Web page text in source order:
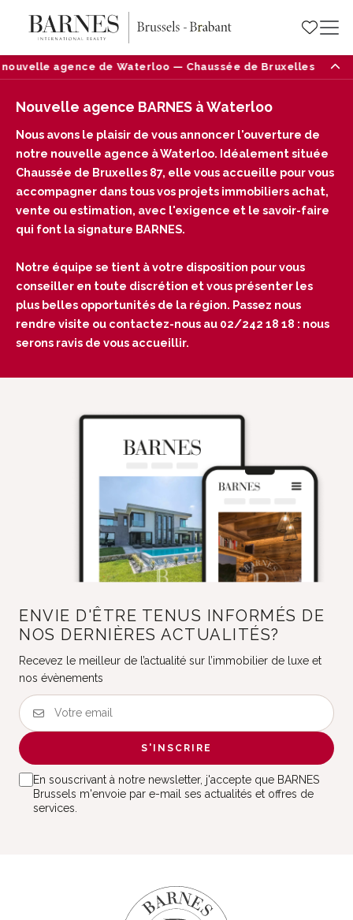
agence de Waterloo — Chaussée de Bruxelles 87,
Nouvelle agence BARNES à Waterloo
Nous avons le plaisir de vous annoncer l'ouverture de
notre nouvelle agence à Waterloo. Idéalement située
Chaussée de Bruxelles 87, elle vous accueille pour vous
accompagner dans tous vos projets immobiliers achat,
vente ou estimation, avec l'exigence et le savoir-faire
qui font la signature BARNES.
Notre équipe se tient à votre disposition pour vous
conseiller en toute discrétion et vous présenter les
plus belles opportunités de la région. Passez nous
rendre visite ou contactez-nous au 02/242 18 18 : nous
serons ravis de vous accueillir.
ENVIE D'ÊTRE TENUS INFORMÉS DE
NOS DERNIÈRES ACTUALITÉS?
Recevez le meilleur de l’actualité sur l’immobilier de luxe et
nos évènements
S'INSCRIRE
En souscrivant à notre newsletter, j'accepte que BARNES
Brussels m'envoie par e-mail ses actualités et offres de
services.